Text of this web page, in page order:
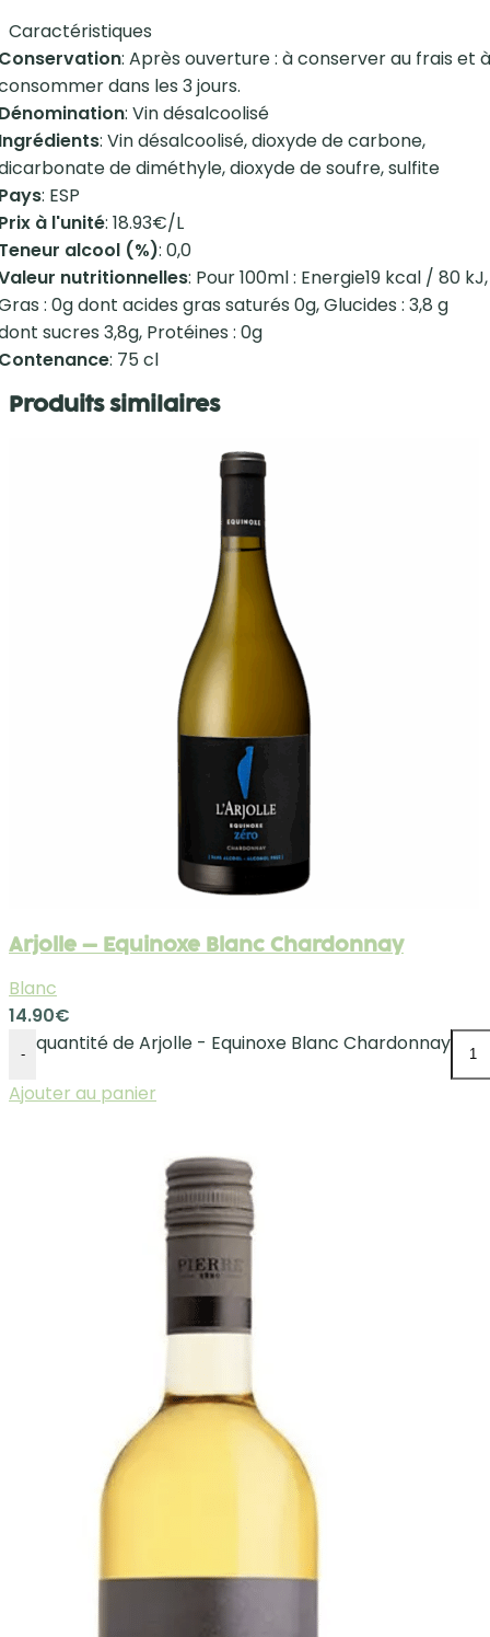
Caractéristiques
: Après ouverture : à conserver au frais et à
dans les 3 jours.
: Vin désalcoolisé
: Vin désalcoolisé, dioxyde de carbone,
de diméthyle, dioxyde de soufre, sulfite
: ESP
à l'unité: 18.93€/L
alcool (%): 0,0
nutritionnelles: Pour 100ml : Energie19 kcal / 80 kJ,
: 0g dont acides gras saturés 0g, Glucides : 3,8 g
sucres 3,8g, Protéines : 0g
: 75 cl
Produits similaires
Arjolle – Equinoxe Blanc Chardonnay
Blanc
14.90€
-
quantité de Arjolle - Equinoxe Blanc Chardonnay
Ajouter au panier